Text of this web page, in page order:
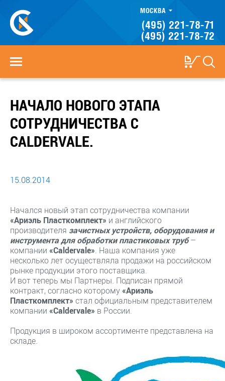
МОСКВА
(495) 221-78-71
(495) 221-78-72
НАЧАЛО НОВОГО ЭТАПА
СОТРУДНИЧЕСТВА С
CALDERVALE.
15.08.2014
Начался новый этап сотрудничества компании
«Ариэль Пласткомплект» и английского
производителя зачистных устройств, оборудования и
инструмента для обработки пластиковых труб–
компании «Caldervale» . Наша компания уже
несколько лет осуществляла продажи на российском
рынке продукции этого поставщика.
И вот теперь мы Партнеры. Подписан прямой
контракт, согласно которому «Ариэль
Пласткомплект» стал официальным представителем
компании «Caldervale» в России.
Продукция в широком ассортименте представлена на
складе.